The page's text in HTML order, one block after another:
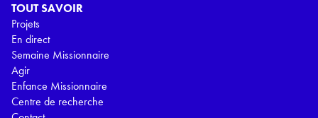
TOUT SAVOIR
Projets
En direct
Semaine Missionnaire
Agir
Enfance Missionnaire
Centre de recherche